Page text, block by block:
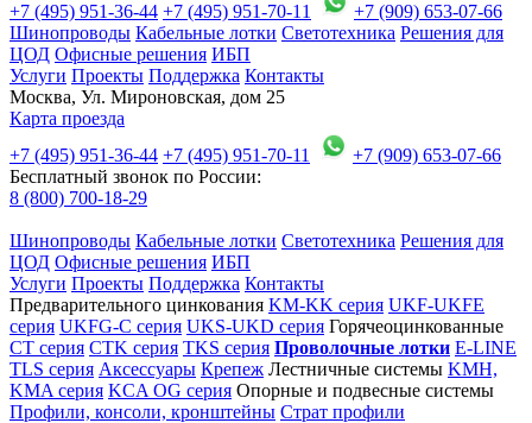
+7 (495) 951-36-44 +7 (495) 951-70-11
+7 (909) 653-07-66
Шинопроводы Кабельные лотки Светотехника Решения для
ЦОД Офисные решения ИБП
Услуги Проекты Поддержка Контакты
Москва, Ул. Мироновская, дом 25
Карта проезда
+7 (495) 951-36-44 +7 (495) 951-70-11
+7 (909) 653-07-66
Бесплатный звонок по России:
8 (800) 700-18-29
Шинопроводы Кабельные лотки Светотехника Решения для
ЦОД Офисные решения ИБП
Услуги Проекты Поддержка Контакты
Предварительного цинкования KM-KK серия UKF-UKFE
серия UKFG-C серия UKS-UKD серия Горячеоцинкованные
CT серия CTK серия TKS серия Проволочные лотки E-LINE
TLS серия Аксессуары Крепеж Лестничные системы KMH,
KMA серия KCA OG серия Опорные и подвесные системы
Профили, консоли, кронштейны Страт профили